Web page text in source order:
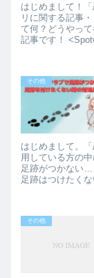
はじめまして！
リに関する記事
て何？どうやっ
記事です！
その他
はじめまして。
用している方の
足跡がつかない…
足跡はつけたく
その他